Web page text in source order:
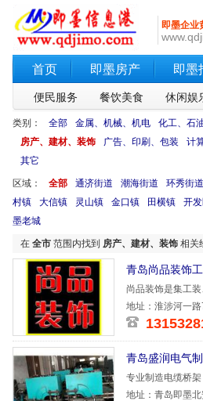
即墨企业
首页 即墨房产 即墨
便民服务 餐饮美食 休闲娱
类别： 全部 金属、机械、机电 化工、石
房产、建材、装饰
广告、印刷、包装 计
其它
区域： 全部 通济街道 潮海街道 环秀街道
村镇
大信镇 灵山镇 金口镇 田横镇 开
墨老城
在 全市 范围内找到 房产、建材、装饰 相关
青岛尚品装饰
尚品装饰是集工
直在装修行
地址：淮涉河一
青岛盛润电气
专业制造电缆桥
地址：青岛即墨